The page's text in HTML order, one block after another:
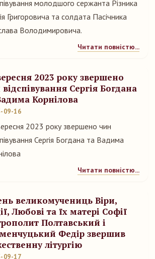
молодшого сержанта Різника
Григоровича та солдата Пасічника
Володимировича.
Читати повністю...
2023 року звершено
Сергія Богдана
Корнілова
09-16
2023 року звершено чин
Сергія Богдана та Вадима
Читати повністю...
великомучениць Віри,
Любові та їх матері Софії
Полтавський і
Федір звершив
літургію
09-17